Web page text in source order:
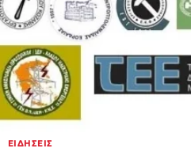
ΕΙΔΉΣΕΙΣ